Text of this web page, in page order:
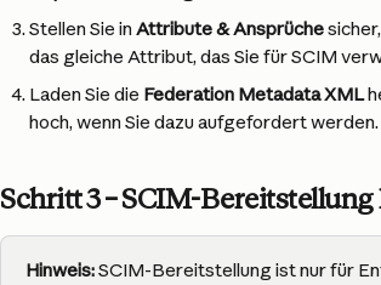
Stellen Sie in Attribute & Ansprüche
das gleiche Attribut, das Sie für SCIM
Laden Sie die Federation Metadata XML
hoch, wenn Sie dazu aufgefordert werden.
Schritt 3 – SCIM-
Hinweis: SCIM-Bereitstellung ist nur für